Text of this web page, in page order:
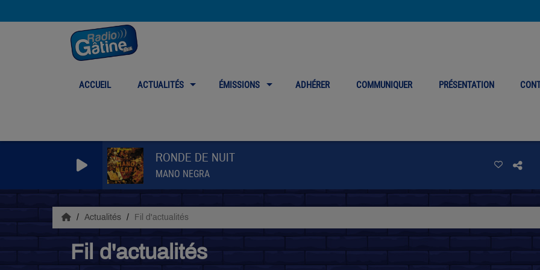
ACCUEIL ACTUALITÉS ÉMISSIONS ADHÉRER COMMUNIQUER PRÉSENTATION
RONDE DE NUIT
MANO NEGRA
Actualités Fil d'actualités
Fil d'actualités